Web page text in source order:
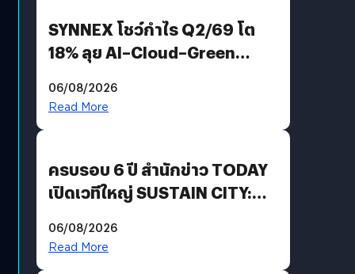
SYNNEX โชว์กำไร Q2/69 โต
18% ลุย AI–Cloud–Green
Revenue เร่งเครื่อง New
06/08/2026
Read More
ครบรอบ 6 ปี สำนักข่าว TODAY
เปิดเวทีใหญ่ SUSTAIN CITY:
แนวทางปรับตัวสู่เศรษฐกิจสี
06/08/2026
Read More